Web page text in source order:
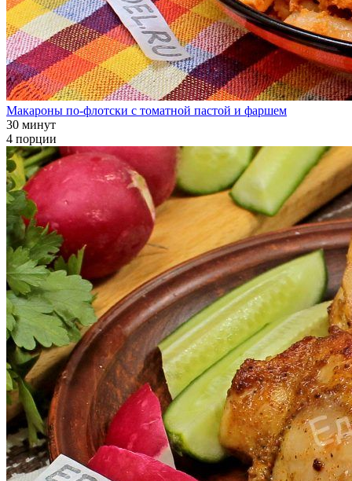
Макароны по-флотски с томатной пастой и фаршем
30 минут
4 порции